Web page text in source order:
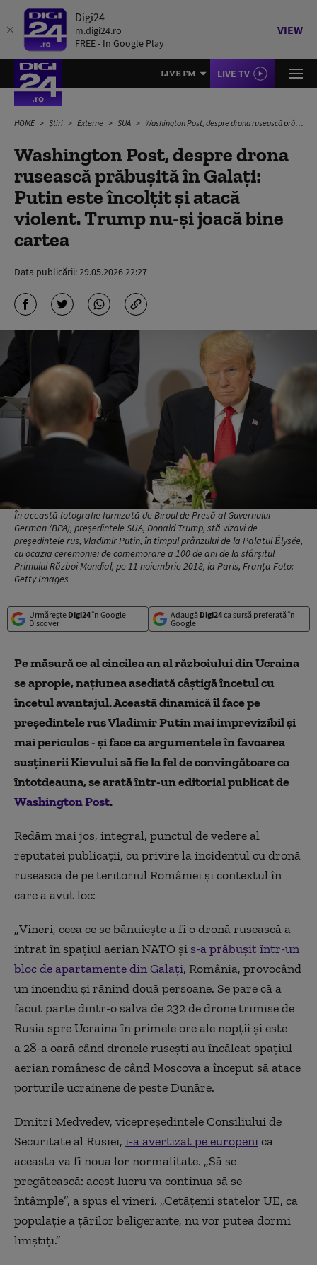
Digi24
m.digi24.ro
FREE - In Google Play
VIEW
LIVE FM LIVE TV
HOME Știri Externe SUA Washington Post, despre drona rusească prăbușită în Galați: Putin este încolțit și atacă violent. Trump nu-și joacă bine cartea
Washington Post, despre drona
rusească prăbușită în Galați:
Putin este încolțit și atacă
violent. Trump nu-și joacă bine
cartea
Data publicării:29.05.2026 22:27
În această fotografie furnizată de Biroul de Presă al Guvernului
German (BPA), președintele SUA, Donald Trump, stă vizavi de
președintele rus, Vladimir Putin, în timpul prânzului de la Palatul Élysée,
cu ocazia ceremoniei de comemorare a 100 de ani de la sfârșitul
Primului Război Mondial, pe 11 noiembrie 2018, la Paris, Franța Foto:
Getty Images
Urmărește Digi24în Google
Discover
Adaugă Digi24ca sursă preferată în
Google
Pe măsură ce al cincilea an al războiului din Ucraina
se apropie, națiunea asediată câștigă încetul cu
încetul avantajul. Această dinamică îl face pe
președintele rus Vladimir Putin mai imprevizibil și
mai periculos - și face ca argumentele în favoarea
susținerii Kievului să fie la fel de convingătoare ca
întotdeauna, se arată într-un editorial publicat de
Washington Post.
Redăm mai jos, integral, punctul de vedere al
reputatei publicații, cu privire la incidentul cu dronă
rusească de pe teritoriul României și contextul în
care a avut loc:
„Vineri, ceea ce se bănuiește a fi o dronă rusească a
intrat în spațiul aerian NATO și s-a prăbușit într-un
bloc de apartamente din Galați, România, provocând
un incendiu și rănind două persoane. Se pare că a
făcut parte dintr-o salvă de 232 de drone trimise de
Rusia spre Ucraina în primele ore ale nopții și este
a 28-a oară când dronele rusești au încălcat spațiul
aerian românesc de când Moscova a început să atace
porturile ucrainene de peste Dunăre.
Dmitri Medvedev, vicepreședintele Consiliului de
Securitate al Rusiei, i-a avertizat pe europenică
aceasta va fi noua lor normalitate. „Să se
pregătească: acest lucru va continua să se
întâmple”, a spus el vineri. „Cetățenii statelor UE, ca
populație a țărilor beligerante, nu vor putea dormi
liniștiți.”